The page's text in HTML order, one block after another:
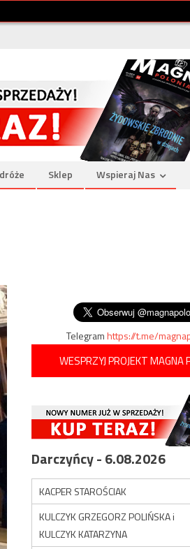
Sklep Wspieraj Nas
Telegramhttps://t.me/
WESPRZYJ PROJEKT MAGNA
Darczyńcy - 6.08.2026
KACPER STAROŚCIAK
KULCZYK GRZEGORZ POLIŃSKA i
KULCZYK KATARZYNA